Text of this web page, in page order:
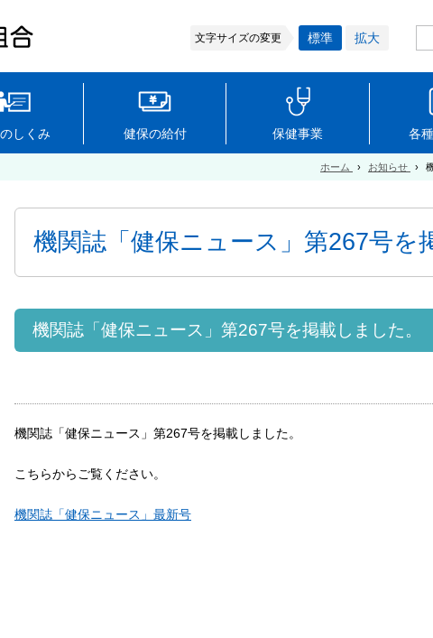
文字サイズの変更 標準 拡大
しくみ 健保の給付 保健事業 各
ホーム › お知らせ ›
機関誌「健保ニュース」第267号を
機関誌「健保ニュース」第267号を掲載しました。
機関誌「健保ニュース」第267号を掲載しました。
こちらからご覧ください。
機関誌「健保ニュース」最新号